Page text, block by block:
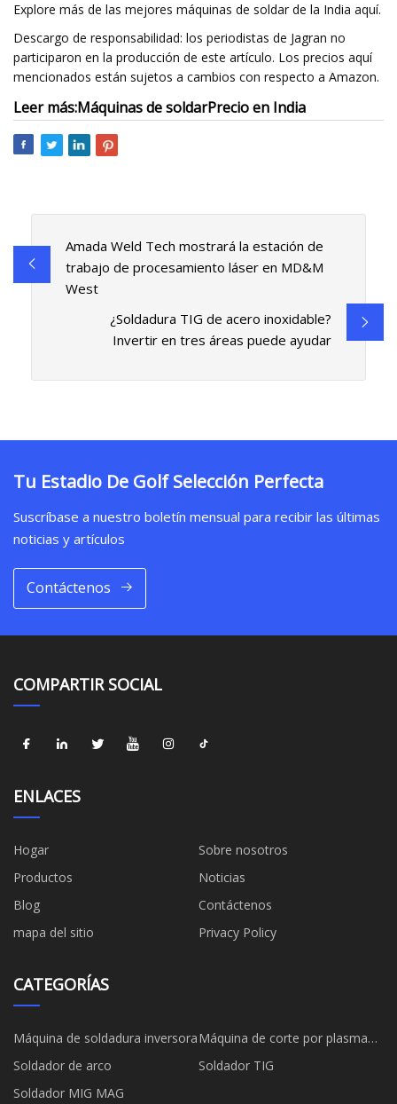
Explore más de las mejores máquinas de soldar de la India aquí.
Descargo de responsabilidad: los periodistas de Jagran no
participaron en la producción de este artículo. Los precios aquí
mencionados están sujetos a cambios con respecto a Amazon.
Leer más:Máquinas de soldarPrecio en India
Amada Weld Tech mostrará la estación de
trabajo de procesamiento láser en MD&M
West
¿Soldadura TIG de acero inoxidable?
Invertir en tres áreas puede ayudar
Tu Estadio De Golf Selección Perfecta
Suscríbase a nuestro boletín mensual para recibir las últimas
noticias y artículos
Contáctenos
COMPARTIR SOCIAL
ENLACES
Hogar
Sobre nosotros
Productos
Noticias
Blog
Contáctenos
mapa del sitio
Privacy Policy
CATEGORÍAS
Máquina de soldadura inversoraMáquina de corte por plasma
inversor
Soldador de arco
Soldador TIG
Soldador MIG MAG